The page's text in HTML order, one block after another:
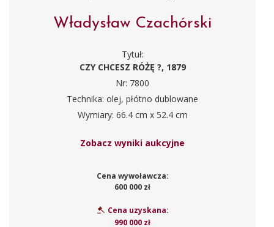
Władysław Czachórski
Tytuł:
CZY CHCESZ RÓŻĘ ?, 1879
Nr: 7800
Technika: olej, płótno dublowane
Wymiary: 66.4 cm x 52.4 cm
Zobacz wyniki aukcyjne
Cena wywoławcza:
600 000 zł
Cena uzyskana:
990 000 zł